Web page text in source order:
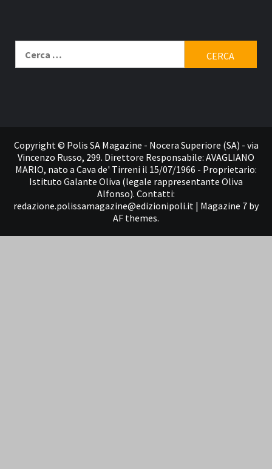
per:
Copyright © Polis SA Magazine - Nocera Superiore (SA) - via
Vincenzo Russo, 299. Direttore Responsabile: AVAGLIANO
MARIO, nato a Cava de' Tirreni il 15/07/1966 - Proprietario:
Istituto Galante Oliva (legale rappresentante Oliva
Alfonso). Contatti:
redazione.polissamagazine@edizionipoli.it | Magazine 7 by
AF themes.